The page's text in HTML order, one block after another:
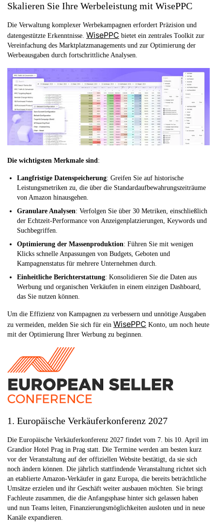
Skalieren Sie Ihre Werbeleistung mit WisePPC
Die Verwaltung komplexer Werbekampagnen erfordert Präzision und
datengestützte Erkenntnisse. WisePPC bietet ein zentrales Toolkit zur
Vereinfachung des Marktplatzmanagements und zur Optimierung der
Werbeausgaben durch fortschrittliche Analysen.
Die wichtigsten Merkmale sind:
Langfristige Datenspeicherung: Greifen Sie auf historische
Leistungsmetriken zu, die über die Standardaufbewahrungszeiträume
von Amazon hinausgehen.
Granulare Analysen: Verfolgen Sie über 30 Metriken, einschließlich
der Echtzeit-Performance von Anzeigenplatzierungen, Keywords und
Suchbegriffen.
Optimierung der Massenproduktion: Führen Sie mit wenigen
Klicks schnelle Anpassungen von Budgets, Geboten und
Kampagnenstatus für mehrere Unternehmen durch.
Einheitliche Berichterstattung: Konsolidieren Sie die Daten aus
Werbung und organischen Verkäufen in einem einzigen Dashboard,
das Sie nutzen können.
Um die Effizienz von Kampagnen zu verbessern und unnötige Ausgaben
zu vermeiden, melden Sie sich für ein WisePPC Konto, um noch heute
mit der Optimierung Ihrer Werbung zu beginnen.
1. Europäische Verkäuferkonferenz 2027
Die Europäische Verkäuferkonferenz 2027 findet vom 7. bis 10. April im
Grandior Hotel Prag in Prag statt. Die Termine werden am besten kurz
vor der Veranstaltung auf der offiziellen Website bestätigt, da sie sich
noch ändern können. Die jährlich stattfindende Veranstaltung richtet sich
an etablierte Amazon-Verkäufer in ganz Europa, die bereits beträchtliche
Umsätze erzielen und ihr Geschäft weiter ausbauen möchten. Sie bringt
Fachleute zusammen, die die Anfangsphase hinter sich gelassen haben
und nun Teams leiten, Finanzierungsmöglichkeiten ausloten und in neue
Kanäle expandieren.